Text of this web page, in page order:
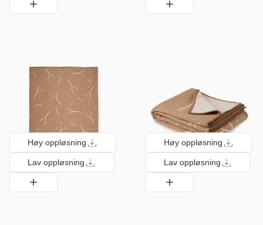
Høy oppløsning
Lav oppløsning
Høy oppløsning
Lav oppløsning